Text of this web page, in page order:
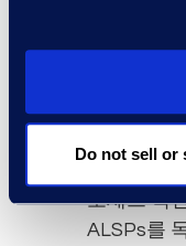
Do not sell or
중점을 둡
방식이 아
사항에 크
현대적인
유하고 있
로세스 혁
ALSPs를